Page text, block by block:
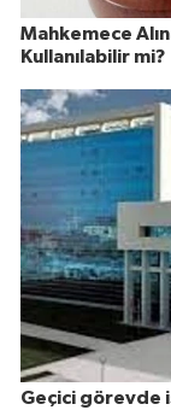
Mahkemece
Kullanılabilir mi?
Geçici görevde